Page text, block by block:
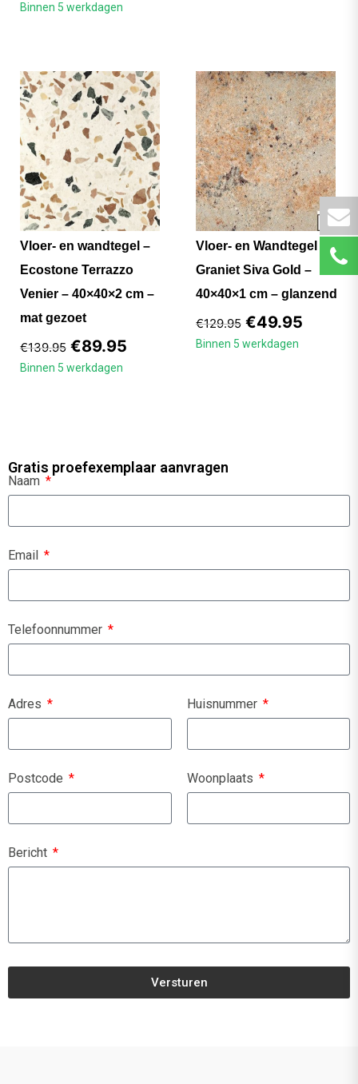
Binnen 5 werkdagen
Vloer- en wandtegel –
Ecostone Terrazzo
Venier – 40×40×2 cm –
mat gezoet
€139.95 €89.95
Binnen 5 werkdagen
Vloer- en Wandtegel –
Graniet Siva Gold –
40×40×1 cm – glanzend
€129.95 €49.95
Binnen 5 werkdagen
Gratis proefexemplaar aanvragen
Naam
Email
Telefoonnummer
Adres Huisnummer
Postcode Woonplaats
Bericht
Versturen